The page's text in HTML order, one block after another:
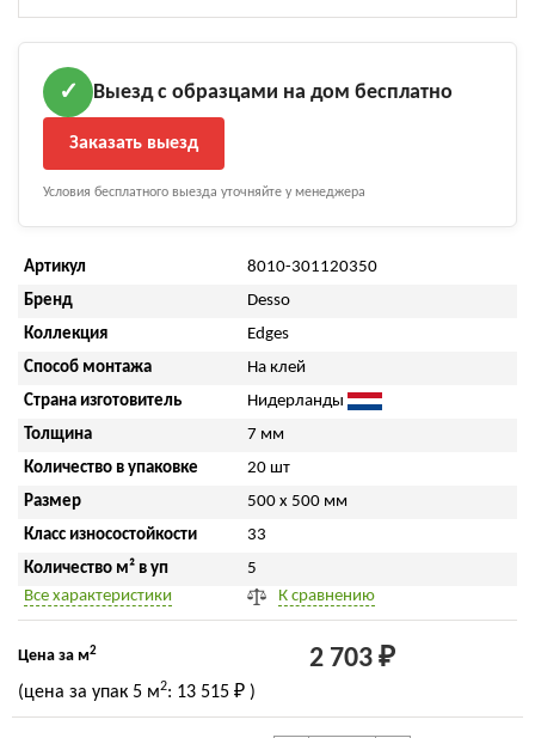
✓ Выезд с образцами на дом бесплатно
Заказать выезд
Условия бесплатного выезда уточняйте у менеджера
Артикул
8010-301120350
Бренд
Desso
Коллекция
Edges
Способ монтажа
На клей
Страна изготовитель
Нидерланды
Толщина
7 мм
Количество в упаковке
20 шт
Размер
500 x 500 мм
Класс износостойкости
33
Количество м² в уп
5
Все характеристики
К сравнению
Цена за м2 2 703 ₽
(цена за упак 5 м2: 13 515 ₽ )